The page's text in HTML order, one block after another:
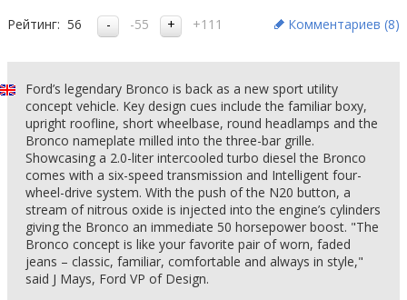
Рейтинг: 56 -55 +111 Комментариев (8)
Ford’s legendary Bronco is back as a new sport utility
concept vehicle. Key design cues include the familiar boxy,
upright roofline, short wheelbase, round headlamps and the
Bronco nameplate milled into the three-bar grille.
Showcasing a 2.0-liter intercooled turbo diesel the Bronco
comes with a six-speed transmission and Intelligent four-
wheel-drive system. With the push of the N20 button, a
stream of nitrous oxide is injected into the engine’s cylinders
giving the Bronco an immediate 50 horsepower boost. "The
Bronco concept is like your favorite pair of worn, faded
jeans – classic, familiar, comfortable and always in style,"
said J Mays, Ford VP of Design.